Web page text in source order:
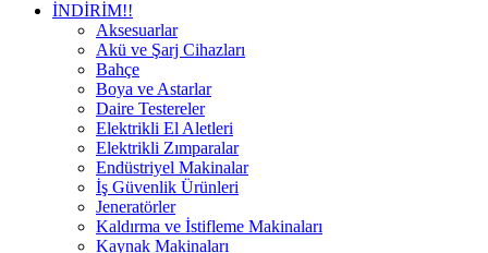
İNDİRİM!!
Aksesuarlar
Akü ve Şarj Cihazları
Bahçe
Boya ve Astarlar
Daire Testereler
Elektrikli El Aletleri
Elektrikli Zımparalar
Endüstriyel Makinalar
İş Güvenlik Ürünleri
Jeneratörler
Kaldırma ve İstifleme Makinaları
Kaynak Makinaları